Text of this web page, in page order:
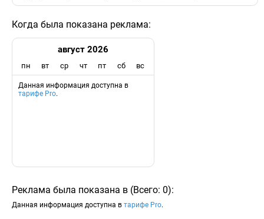
Когда была показана реклама:
август 2026
пн вт ср чт пт сб вс
Данная информация доступна в
тарифе Pro.
Реклама была показана в (Всего: 0):
Данная информация доступна в тарифе Pro.